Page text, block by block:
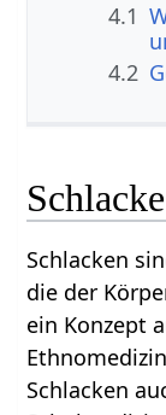
4.1
4.2
Schlacke
Schlacken
die der
ein Konzept
Schlacken